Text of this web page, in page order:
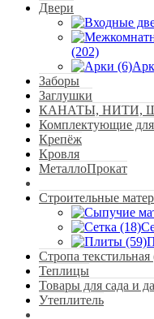
Двери
(202)
Заборы
Заглушки
КАНАТЫ, НИТИ,
Комплектующие
Крепёж
Кровля
МеталлоПрокат
Строительные
Стропа
Теплицы
Товары для сада и
Утеплитель